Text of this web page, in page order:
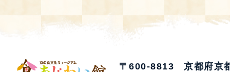
〒600-8813 京都府京